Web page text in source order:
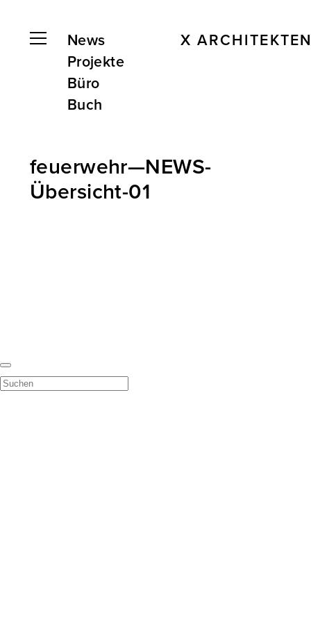
News
Projekte
Büro
Buch
X
feuerwehr—NEWS-
Übersicht-01